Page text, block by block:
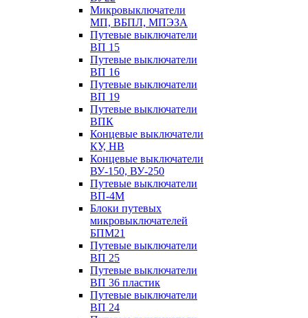
Микровыключатели
МП, ВБПЛ, МПЭЗА
Путевые выключатели
ВП 15
Путевые выключатели
ВП 16
Путевые выключатели
ВП 19
Путевые выключатели
ВПК
Концевые выключатели
КУ, НВ
Концевые выключатели
ВУ-150, ВУ-250
Путевые выключатели
ВП-4М
Блоки путевых
микровыключателей
БПМ21
Путевые выключатели
ВП 25
Путевые выключатели
ВП 36 пластик
Путевые выключатели
ВП 24